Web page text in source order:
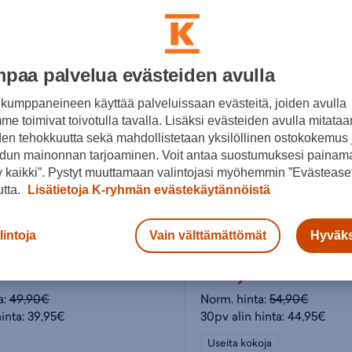
- pistokassandaalit
49,90€
39,95€
Crocs
Off Grid Clog -
44,95€
Norm. hinta:54,90€
30pv alin hinta: 44,95€
Useita kokoja
palvelua evästeiden avulla
käyttää palveluissaan evästeitä, joiden avulla
toimivat toivotulla tavalla. Lisäksi evästeiden avulla
tehokkuutta sekä mahdollistetaan yksilöllinen ostokokemus
mainonnan tarjoaminen. Voit antaa suostumuksesi
kaikki”. Pystyt muuttamaan valintojasi myöhemmin
Lisätietoja K-ryhmän evästekäytännöistä
Vain välttämättömät